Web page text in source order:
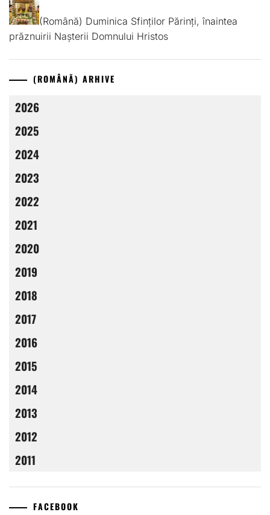
(Română) Duminica Sfinților Părinți, înaintea
prăznuirii Nașterii Domnului Hristos
(ROMÂNĂ) ARHIVE
2026
2025
2024
2023
2022
2021
2020
2019
2018
2017
2016
2015
2014
2013
2012
2011
FACEBOOK